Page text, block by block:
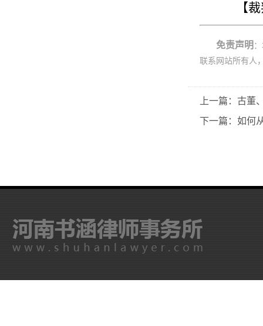
【
免责声明
联系网站所有人
上一篇：古董
下一篇：如何